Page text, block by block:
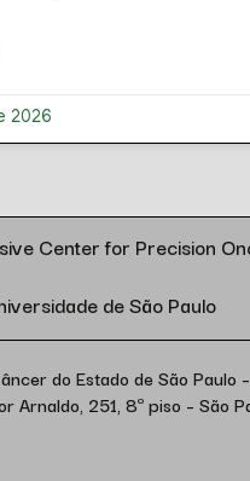
2026
Center for Precision
de São Paulo
do Estado de São Paulo
Arnaldo, 251, 8º piso – São